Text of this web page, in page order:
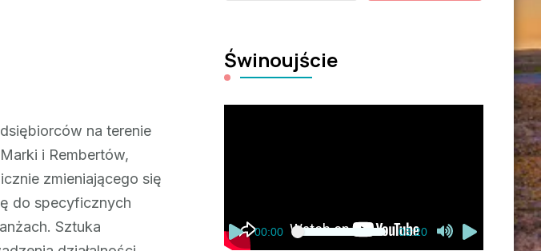
na terenie
i Rembertów,
zmieniającego się
do specyficznych
Sztuka
Świnoujście
00:00 03:20